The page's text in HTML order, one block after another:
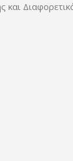
και